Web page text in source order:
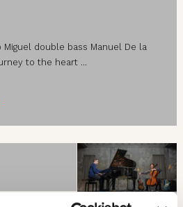
Miguel double bass Manuel De la
to the heart ...